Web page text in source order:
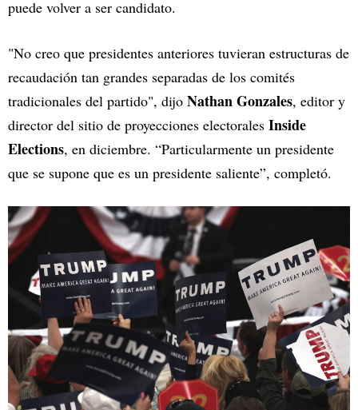
puede volver a ser candidato.
"No creo que presidentes anteriores tuvieran estructuras de
recaudación tan grandes separadas de los comités
tradicionales del partido", dijo Nathan Gonzales, editor y
director del sitio de proyecciones electorales Inside
Elections, en diciembre. “Particularmente un presidente
que se supone que es un presidente saliente”, completó.